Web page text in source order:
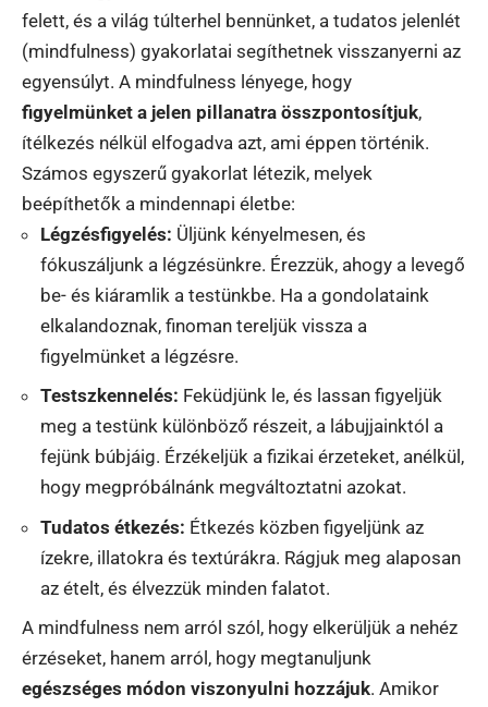
felett, és a világ túlterhel bennünket, a tudatos jelenlét
(mindfulness) gyakorlatai segíthetnek visszanyerni az
egyensúlyt. A mindfulness lényege, hogy
figyelmünket a jelen pillanatra összpontosítjuk,
ítélkezés nélkül elfogadva azt, ami éppen történik.
Számos egyszerű gyakorlat létezik, melyek
beépíthetők a mindennapi életbe:
Légzésfigyelés: Üljünk kényelmesen, és
fókuszáljunk a légzésünkre. Érezzük, ahogy a levegő
be- és kiáramlik a testünkbe. Ha a gondolataink
elkalandoznak, finoman tereljük vissza a
figyelmünket a légzésre.
Testszkennelés: Feküdjünk le, és lassan figyeljük
meg a testünk különböző részeit, a lábujjainktól a
fejünk búbjáig. Érzékeljük a fizikai érzeteket, anélkül,
hogy megpróbálnánk megváltoztatni azokat.
Tudatos étkezés: Étkezés közben figyeljünk az
ízekre, illatokra és textúrákra. Rágjuk meg alaposan
az ételt, és élvezzük minden falatot.
A mindfulness nem arról szól, hogy elkerüljük a nehéz
érzéseket, hanem arról, hogy megtanuljunk
egészséges módon viszonyulni hozzájuk. Amikor